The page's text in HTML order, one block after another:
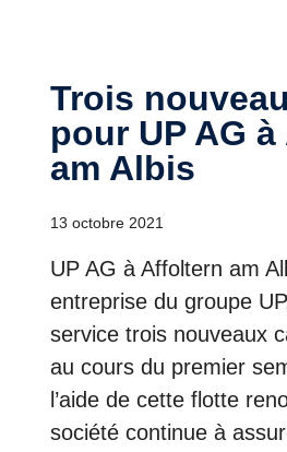
Trois nouveaux Scania
pour UP AG
am Albis
13 octobre 2021
UP AG à Affoltern am
entreprise du groupe
service trois nouveaux
au cours du premier
l’aide de cette flotte
société continue à